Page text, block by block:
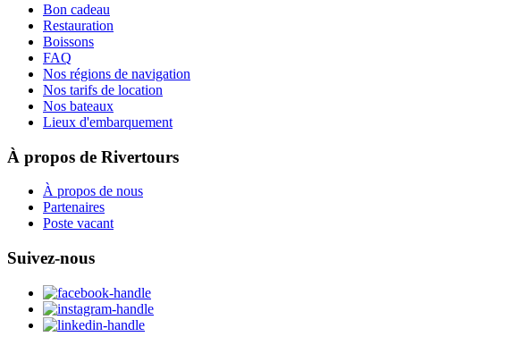
Bon cadeau
Restauration
Boissons
FAQ
Nos régions de navigation
Nos tarifs de location
Nos bateaux
Lieux d'embarquement
À propos de Rivertours
À propos de nous
Partenaires
Poste vacant
Suivez-nous